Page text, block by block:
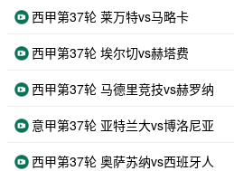
西甲第37轮 莱万特vs马略卡
西甲第37轮 埃尔切vs赫塔费
西甲第37轮 马德里竞技vs赫罗纳
意甲第37轮 亚特兰大vs博洛尼亚
西甲第37轮 奥萨苏纳vs西班牙人